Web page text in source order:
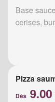
Base
cerises,
Pizza
Dès